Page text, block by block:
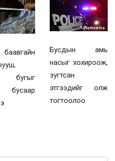
бугыг
бусаар
Бусдын амь
насыг хохироож,
зугтсан
этгээдийг олж
тогтоолоо